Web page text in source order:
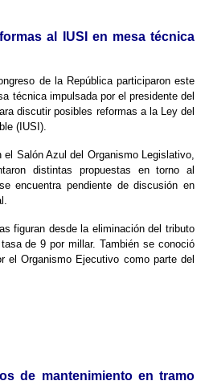
al IUSI en mesa técnica
de la República participaron este
técnica impulsada por el presidente del
discutir posibles reformas a la Ley del
(IUSI).
el Salón Azul del Organismo Legislativo,
distintas propuestas en torno al
encuentra pendiente de discusión en
figuran desde la eliminación del tributo
de 9 por millar. También se conoció
el Organismo Ejecutivo como parte del
de mantenimiento en tramo